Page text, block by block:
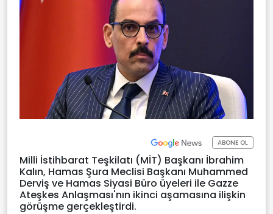
ABONE OL
Milli İstihbarat Teşkilatı (MİT) Başkanı İbrahim
Kalın, Hamas Şura Meclisi Başkanı Muhammed
Derviş ve Hamas Siyasi Büro üyeleri ile Gazze
Ateşkes Anlaşması'nın ikinci aşamasına ilişkin
görüşme gerçekleştirdi.